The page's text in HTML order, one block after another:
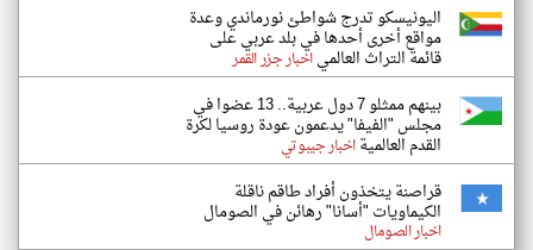
اليونيسكو تدرج شواطئ نورماندي وعدة
مواقع أخرى أحدها في بلد عربي على
قائمة التراث العالمياخبار جزر القمر
بينهم ممثلو 7 دول عربية.. 13 عضوا في
مجلس "الفيفا" يدعمون عودة روسيا لكرة
القدم العالميةاخبار جيبوتي
قراصنة يتخذون أفراد طاقم ناقلة
الكيماويات "أسانا" رهائن في الصومال
اخبار الصومال